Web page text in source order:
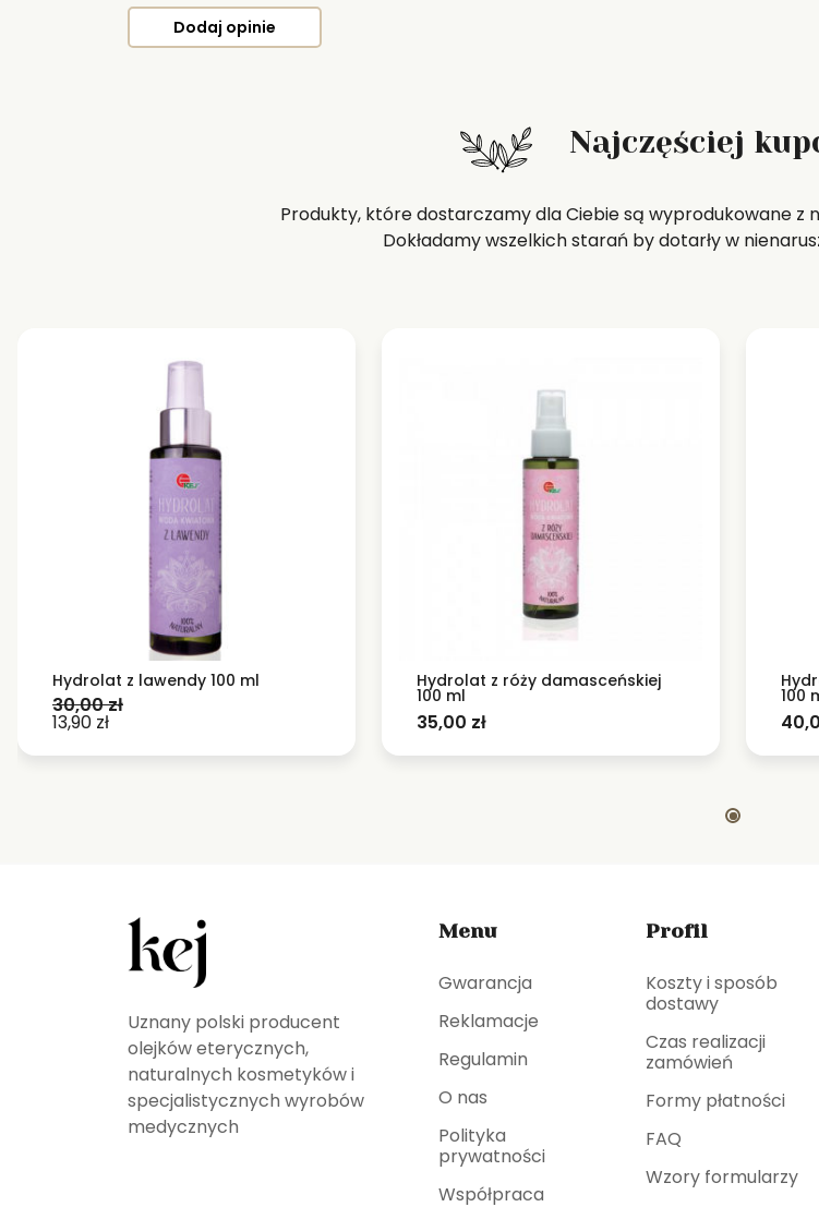
Dodaj opinie
Najczęściej
Produkty, które dostarczamy dla Ciebie są wyprodukowane z
Dokładamy wszelkich starań by dotarły w
Hydrolat z lawendy 100 ml
30,00zł
Pierwotna
cena
wynosiła:
13,90 złAktualna
wynosi:
Hydrolat z róży damasceńskiej
100 ml
35,00 zł
100
Uznany polski producent
olejków eterycznych,
naturalnych kosmetyków i
specjalistycznych wyrobów
medycznych
Menu
Gwarancja
Reklamacje
Regulamin
O nas
Polityka
prywatności
Współpraca
Profil
Koszty i sposób
dostawy
Czas realizacji
zamówień
Formy płatności
FAQ
Wzory formularzy